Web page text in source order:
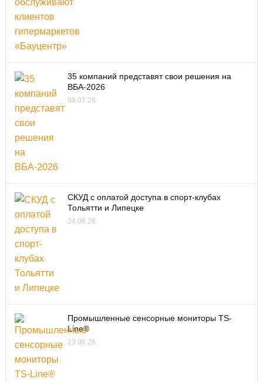
35 компаний представят свои решения на
ВБА-2026
08.07.26
СКУД с оплатой доступа в спорт-клубах
Тольятти и Липецке
24.06.26
Промышленные сенсорные мониторы TS-
Line®
23.06.26